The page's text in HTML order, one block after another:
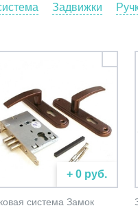
Задвижки
+ 0 руб.
система Замок